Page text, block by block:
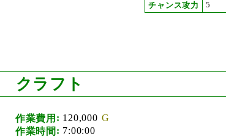
チャンス攻力
5
クラフト
作業費用
120,000
作業時間
7:00:00